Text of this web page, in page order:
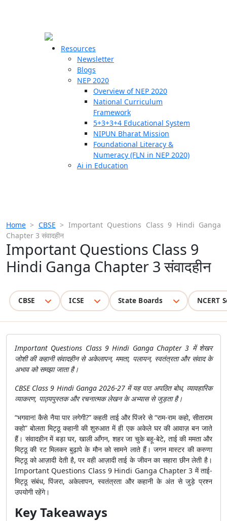
Resources
Newsletter
Blogs
NEP 2020
Overview of NEP 2020
National Curriculum
Framework
5+3+3+4 Educational System
NIPUN Bharat Mission
Foundational Literacy &
Numeracy (FLN in NEP 2020)
Ai in Education
Home > CBSE > Important Questions Class 9 Hindi Ganga
Chapter 3 संवादहीन
Important Questions Class 9
Hindi Ganga Chapter 3 संवादहीन
CBSE ICSE State Boards NCERT
Important Questions Class 9 Hindi Ganga Chapter 3 में शेखर
जोशी की कहानी संवादहीन से अकेलापन, ममता, पलायन, स्वतंत्रता और संवाद के
अभाव को समझा जाता है।
CBSE Class 9 Hindi Ganga 2026-27 में यह पाठ अपठित बोध, व्यावहारिक
व्याकरण, पाठ्यपुस्तक और रचनात्मक लेखन के अभ्यास से जुड़ता है।
“भगवान! कैसे नैया पार लगेगी?” कहती ताई और पिंजरे से “राम-राम कहो, सीताराम
कहो” बोलता मिट्ठू कहानी की शुरुआत में ही एक अकेले घर की आवाज़ बन जाते
हैं। संवादहीन में बड़ा घर, खाली आँगन, शहर जा चुके बहू-बेटे, ताई की ममता और
मिट्ठू की रट मिलकर बुढ़ापे के मौन को सामने लाते हैं। जगन मास्टर की करुणा
मिट्ठू को आज़ादी देती है, पर वही आज़ादी ताई के जीवन का सहारा छीन लेती है।
Important Questions Class 9 Hindi Ganga Chapter 3 में ताई-
मिट्ठू संबंध, पिंजरा, अकेलापन, स्वतंत्रता और कहानी के अंत से जुड़े प्रश्न
उपयोगी रहेंगे।
Key Takeaways